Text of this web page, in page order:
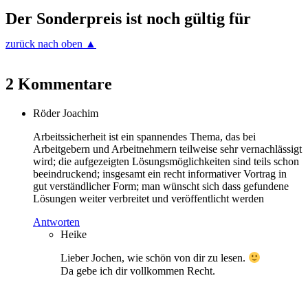
Der Sonderpreis ist noch gültig für
zurück nach oben ▲
2 Kommentare
Röder Joachim
Arbeitssicherheit ist ein spannendes Thema, das bei
Arbeitgebern und Arbeitnehmern teilweise sehr vernachlässigt
wird; die aufgezeigten Lösungsmöglichkeiten sind teils schon
beeindruckend; insgesamt ein recht informativer Vortrag in
gut verständlicher Form; man wünscht sich dass gefundene
Lösungen weiter verbreitet und veröffentlicht werden
Antworten
Heike
Lieber Jochen, wie schön von dir zu lesen.
Da gebe ich dir vollkommen Recht.